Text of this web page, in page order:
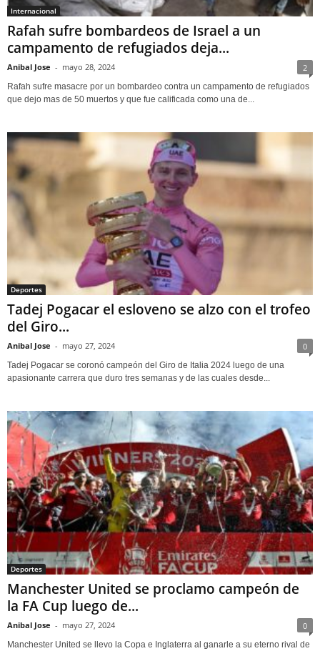
Internacional
Rafah sufre bombardeos de Israel a un
campamento de refugiados deja...
Anibal Jose - mayo 28, 2024 2
Rafah sufre masacre por un bombardeo contra un campamento de refugiados
que dejo mas de 50 muertos y que fue calificada como una de...
Deportes
Tadej Pogacar el esloveno se alzo con el trofeo
del Giro...
Anibal Jose - mayo 27, 2024 0
Tadej Pogacar se coronó campeón del Giro de Italia 2024 luego de una
apasionante carrera que duro tres semanas y de las cuales desde...
Deportes
Manchester United se proclamo campeón de
la FA Cup luego de...
Anibal Jose - mayo 27, 2024 0
Manchester United se llevo la Copa e Inglaterra al ganarle a su eterno rival de